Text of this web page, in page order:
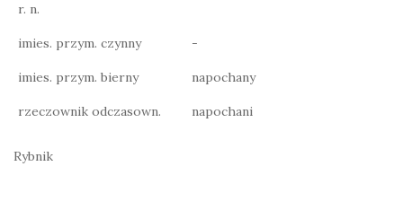
r. n.
imies. przym. czynny -
imies. przym. bierny napochany
rzeczownik odczasown. napochani
Rybnik